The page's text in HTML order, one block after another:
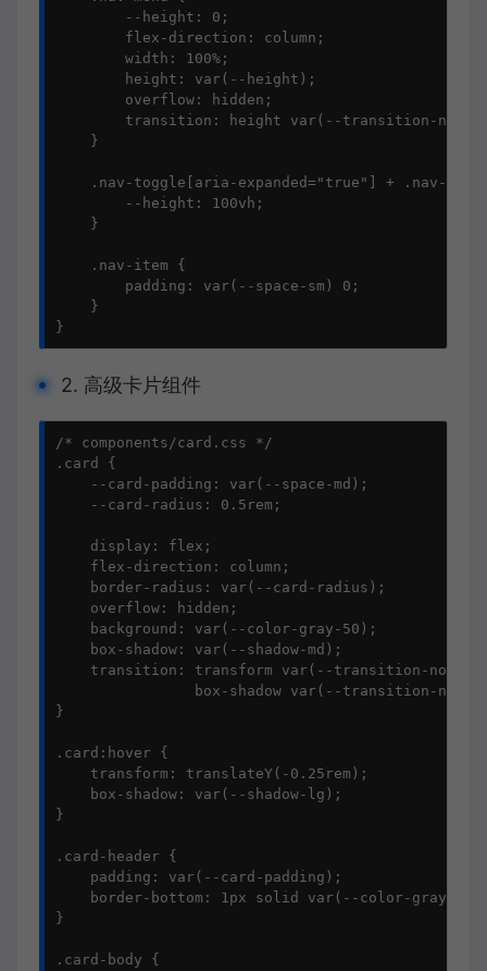
        --height: 0;
        flex-direction: column;
        width: 100%;
        height: var(--height);
        overflow: hidden;
transition: height var(--transition-
    }
.nav-toggle[aria-expanded="true"] + .nav-menu
        --height: 100vh;
    }
    .nav-item {
        padding: var(--space-sm) 0;
    }
}
2. 高级卡片组件
/* components/card.css */
.card {
    --card-padding: var(--space-md);
    --card-radius: 0.5rem;
    display: flex;
    flex-direction: column;
    border-radius: var(--card-radius);
    overflow: hidden;
    background: var(--color-gray-50);
    box-shadow: var(--shadow-md);
transition: transform var(--transition-
box-shadow var(--transition-
}
.card:hover {
    transform: translateY(-0.25rem);
    box-shadow: var(--shadow-lg);
}
.card-header {
    padding: var(--card-padding);
border-bottom: 1px solid var(--color-gray-
}
.card-body {